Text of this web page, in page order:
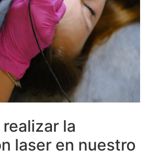
la
laser en nuestro